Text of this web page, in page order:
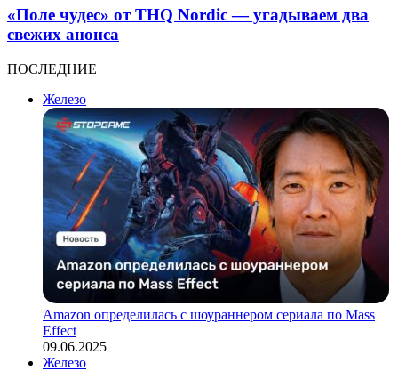
«Поле чудес» от THQ Nordic — угадываем два
свежих анонса
ПОСЛЕДНИЕ
Железо
Amazon определилась с шоураннером сериала по Mass
Effect
09.06.2025
Железо